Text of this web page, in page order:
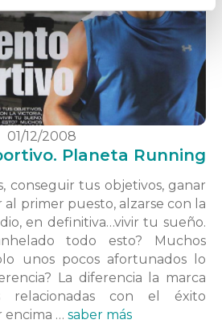
01/12/2008
Planeta Running
conseguir tus objetivos, ganar
primer puesto, alzarse con la
en definitiva…vivir tu sueño.
todo esto? Muchos
unos pocos afortunados lo
La diferencia la marca
relacionadas con el éxito
encima … saber más